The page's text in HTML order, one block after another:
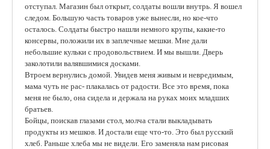
отступал. Магазин был открыт, солдаты вошли внутрь. Я вошел
следом. Большую часть товаров уже вынесли, но кое-что
осталось. Солдаты быстро нашли немного крупы, какие-то
консервы, положили их в заплечные мешки. Мне дали
небольшие кульки с продовольствием. И мы вышли. Дверь
заколотили валявшимися досками.
Втроем вернулись домой. Увидев меня живым и невредимым,
мама чуть не рас- плакалась от радости. Все это время, пока
меня не было, она сидела и держала на руках моих младших
братьев.
Бойцы, поискав глазами стол, молча стали выкладывать
продукты из мешков. И достали еще что-то. Это был русский
хлеб. Раньше хлеба мы не видели. Его заменяла нам рисовая